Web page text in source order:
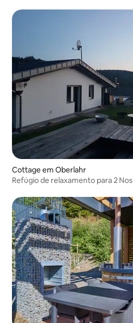
Cottage em Oberlahr
Refúgio